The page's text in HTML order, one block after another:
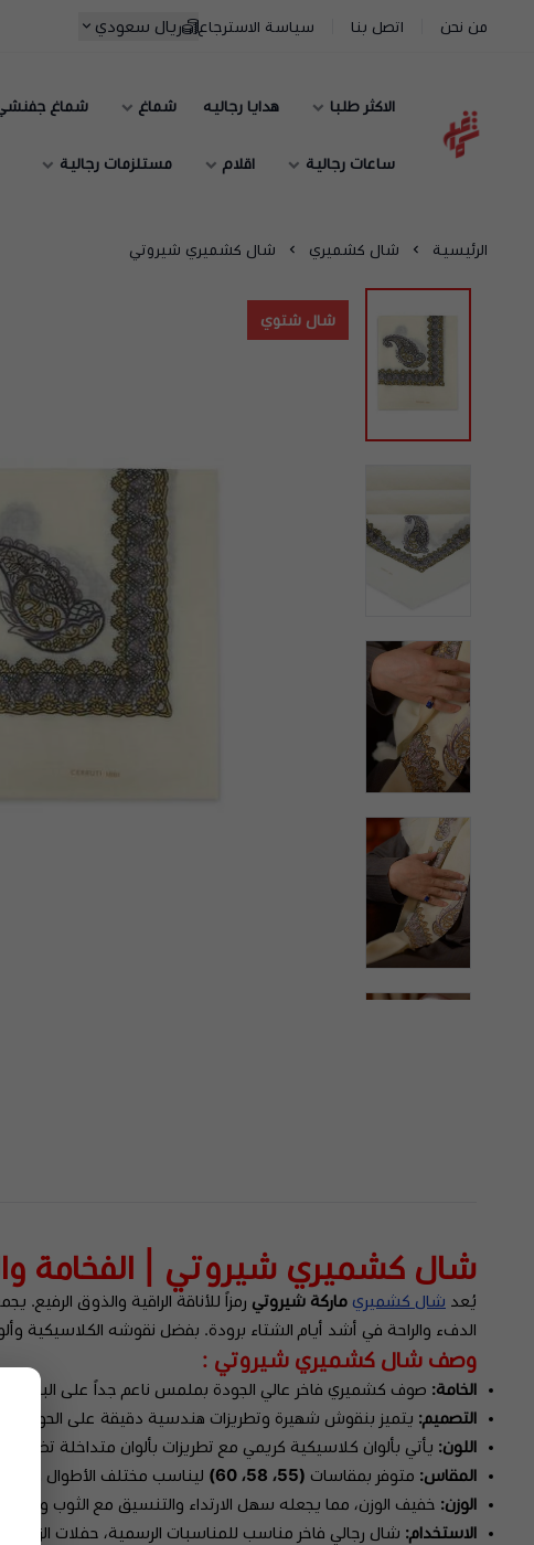
من نحن اتصل بنا سياسة الاسترجاع ريال سعودي
شماغ شوب | أفضل متجر شماغ في السعودية
الاكثر طلبا هدايا رجاليه شماغ شماغ
ساعات رجالية اقلام مستلزمات رجالية
الرئيسية شال كشميري شال كشميري شيروتي
شال شتوي
شال كشميري شيروتي | الفخامة
يُعد شال كشميري ماركة شيروتي رمزاً للأناقة الراقية والذوق
الدفء والراحة في أشد أيام الشتاء برودة. بفضل نقوشه الكلاسيكية
وصف شال كشميري شيروتي :
الخامة: صوف كشميري فاخر عالي الجودة بملمس ناعم جداً على البشرة،
التصميم: يتميز بنقوش شهيرة وتطريزات هندسية دقيقة على الحواف
اللون: يأتي بألوان كلاسيكية كريمي مع تطريزات بألوان متداخلة تضفي
المقاس: متوفر بمقاسات (55، 58، 60)
ليناسب مختلف الأطوال ويمنح
الوزن: خفيف الوزن، مما يجعله سهل الارتداء والتنسيق مع الثوب
الاستخدام: شال رجالي فاخر مناسب للمناسبات الرسمية، حفلات الزفاف،